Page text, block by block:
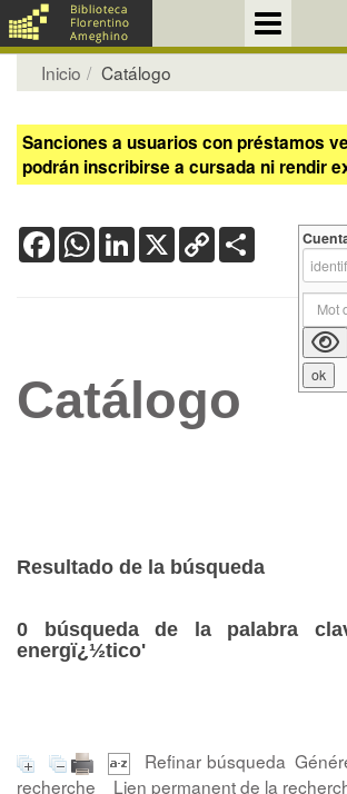
Inicio Catálogo
Sanciones a usuarios con préstamos
podrán inscribirse a cursada ni rendir
FacebookWhatsApp
LinkedIn
X Copy
Link
Catálogo
Resultado de la búsqueda
0 búsqueda de la palabra
energï¿½tico'
Refinar búsqueda
recherche
Lien permanent de la